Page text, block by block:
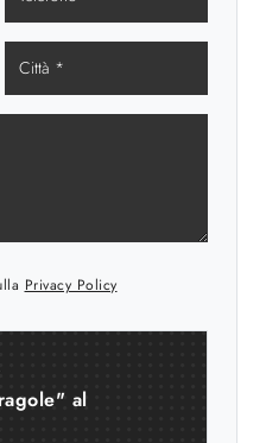
Privacy Policy
al